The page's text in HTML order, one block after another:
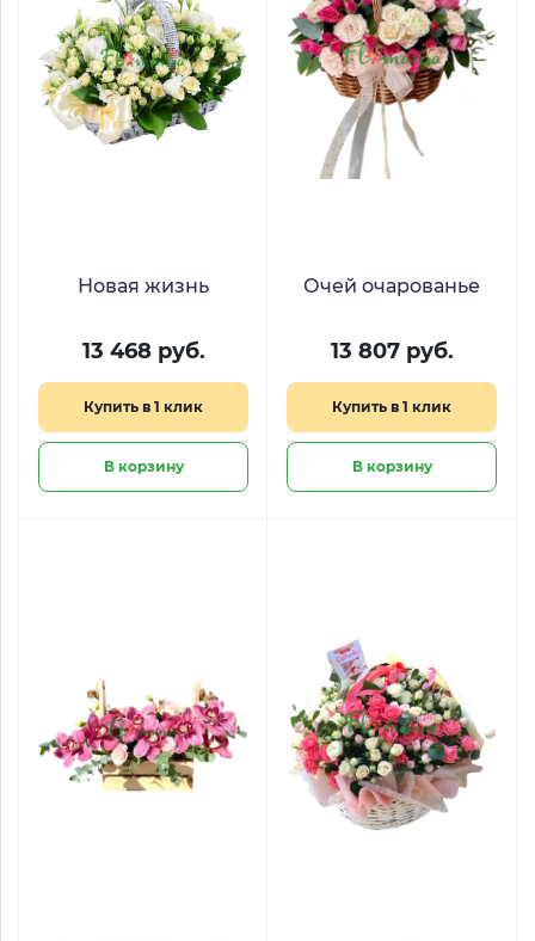
Новая жизнь
13 468 руб.
Купить в 1 клик
В корзину
Очей очарованье
13 807 руб.
Купить в 1 клик
В корзину